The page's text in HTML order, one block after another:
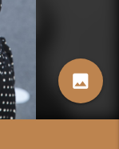
image